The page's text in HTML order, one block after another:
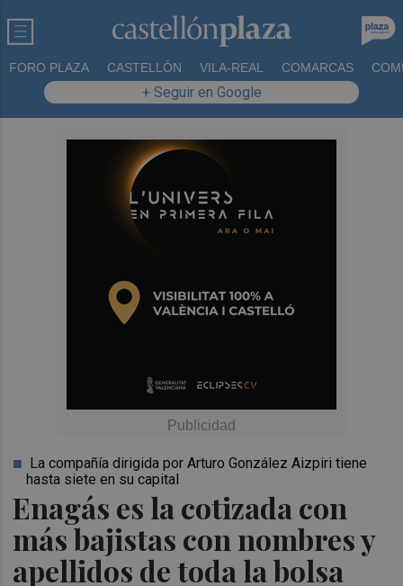
FORO PLAZA CASTELLÓN VILA-REAL COMARCAS
+ Seguir en Google
Enagás es la cotizada con
más bajistas con nombres y
apellidos de toda la bolsa
La compañía dirigida por Arturo González Aizpiri tiene
hasta siete en su capital